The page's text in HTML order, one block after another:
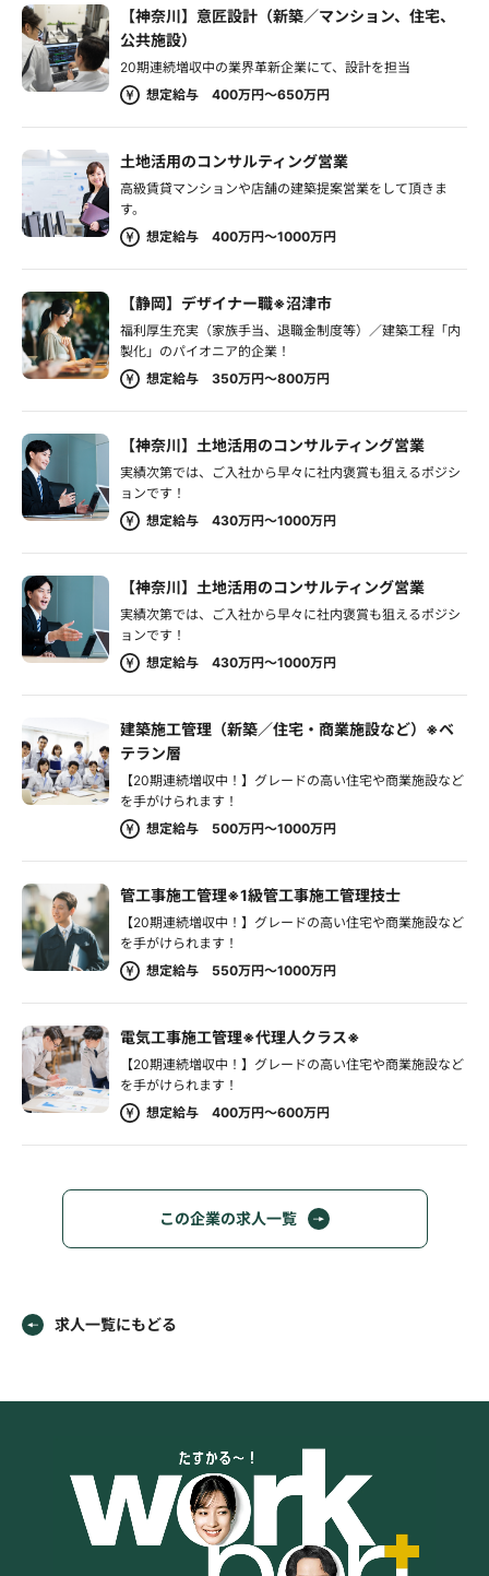
【神奈川】意匠設計（新築／マンション、住宅、
公共施設）
20期連続増収中の業界革新企業にて、設計を担当
想定給与 400万円～650万円
土地活用のコンサルティング営業
高級賃貸マンションや店舗の建築提案営業をして頂きま
す。
想定給与 400万円～1000万円
【静岡】デザイナー職※沼津市
福利厚生充実（家族手当、退職金制度等）／建築工程「内
製化」のパイオニア的企業！
想定給与 350万円～800万円
【神奈川】土地活用のコンサルティング営業
実績次第では、ご入社から早々に社内褒賞も狙えるポジシ
ョンです！
想定給与 430万円～1000万円
【神奈川】土地活用のコンサルティング営業
実績次第では、ご入社から早々に社内褒賞も狙えるポジシ
ョンです！
想定給与 430万円～1000万円
建築施工管理（新築／住宅・商業施設など）※ベ
テラン層
【20期連続増収中！】グレードの高い住宅や商業施設など
を手がけられます！
想定給与 500万円～1000万円
管工事施工管理※1級管工事施工管理技士
【20期連続増収中！】グレードの高い住宅や商業施設など
を手がけられます！
想定給与 550万円～1000万円
電気工事施工管理※代理人クラス※
【20期連続増収中！】グレードの高い住宅や商業施設など
を手がけられます！
想定給与 400万円～600万円
この企業の求人一覧
求人一覧にもどる